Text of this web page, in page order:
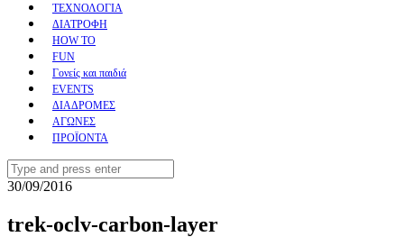
ΤΕΧΝΟΛΟΓΙΑ
ΔΙΑΤΡΟΦΗ
HOW TO
FUN
Γονείς και παιδιά
EVENTS
ΔΙΑΔΡΟΜΕΣ
ΑΓΩΝΕΣ
ΠΡΟΪΟΝΤΑ
Search
for:
30/09/2016
trek-oclv-carbon-layer